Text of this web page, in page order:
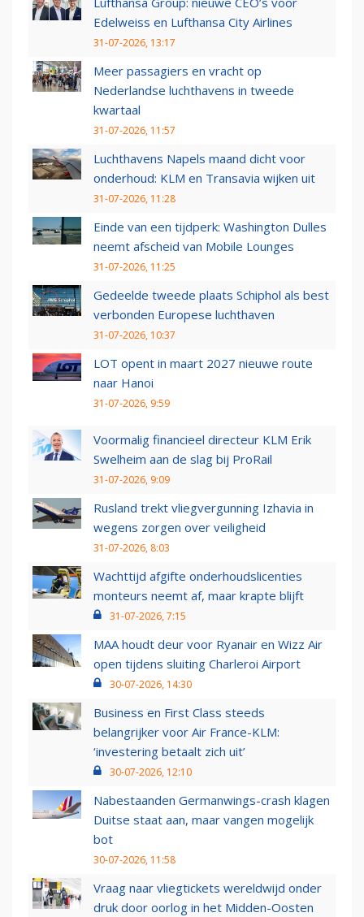
Edelweiss en Lufthansa City Airlines
31-07-2026, 13:17
Meer passagiers en vracht op
Nederlandse luchthavens in tweede
kwartaal
31-07-2026, 11:57
Luchthavens Napels maand dicht voor
onderhoud: KLM en Transavia wijken uit
31-07-2026, 11:28
Einde van een tijdperk: Washington Dulles
neemt afscheid van Mobile Lounges
31-07-2026, 11:25
Gedeelde tweede plaats Schiphol als best
verbonden Europese luchthaven
31-07-2026, 10:37
LOT opent in maart 2027 nieuwe route
naar Hanoi
31-07-2026, 9:59
Voormalig financieel directeur KLM Erik
Swelheim aan de slag bij ProRail
31-07-2026, 9:09
Rusland trekt vliegvergunning Izhavia in
wegens zorgen over veiligheid
31-07-2026, 8:03
Wachttijd afgifte onderhoudslicenties
monteurs neemt af, maar krapte blijft
31-07-2026, 7:15
MAA houdt deur voor Ryanair en Wizz Air
open tijdens sluiting Charleroi Airport
30-07-2026, 14:30
Business en First Class steeds
belangrijker voor Air France-KLM:
‘investering betaalt zich uit’
30-07-2026, 12:10
Nabestaanden Germanwings-crash klagen
Duitse staat aan, maar vangen mogelijk
bot
30-07-2026, 11:58
Vraag naar vliegtickets wereldwijd onder
druk door oorlog in het Midden-Oosten